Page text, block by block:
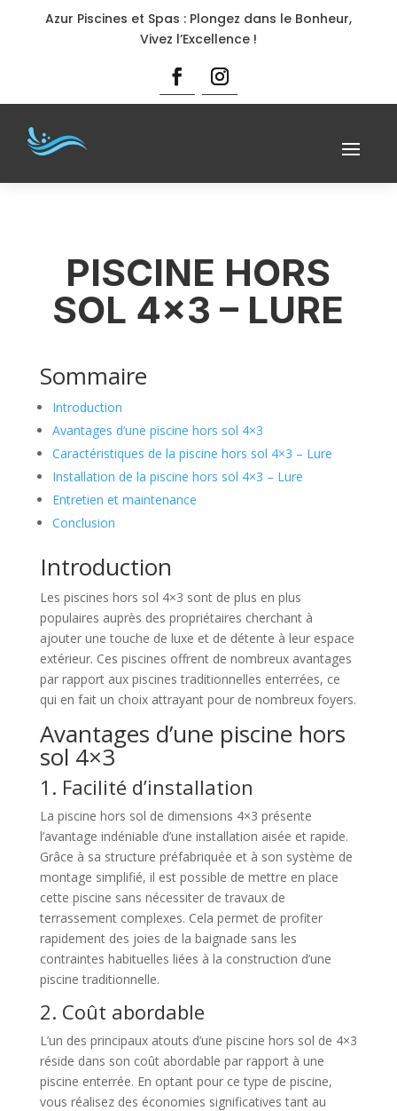
Azur Piscines et Spas : Plongez dans le Bonheur,
Vivez l’Excellence !
PISCINE HORS
SOL 4×3 – LURE
Sommaire
Introduction
Avantages d’une piscine hors sol 4×3
Caractéristiques de la piscine hors sol 4×3 – Lure
Installation de la piscine hors sol 4×3 – Lure
Entretien et maintenance
Conclusion
Introduction
Les piscines hors sol 4×3 sont de plus en plus
populaires auprès des propriétaires cherchant à
ajouter une touche de luxe et de détente à leur espace
extérieur. Ces piscines offrent de nombreux avantages
par rapport aux piscines traditionnelles enterrées, ce
qui en fait un choix attrayant pour de nombreux foyers.
Avantages d’une piscine hors
sol 4×3
1. Facilité d’installation
La piscine hors sol de dimensions 4×3 présente
l’avantage indéniable d’une installation aisée et rapide.
Grâce à sa structure préfabriquée et à son système de
montage simplifié, il est possible de mettre en place
cette piscine sans nécessiter de travaux de
terrassement complexes. Cela permet de profiter
rapidement des joies de la baignade sans les
contraintes habituelles liées à la construction d’une
piscine traditionnelle.
2. Coût abordable
L’un des principaux atouts d’une piscine hors sol de 4×3
réside dans son coût abordable par rapport à une
piscine enterrée. En optant pour ce type de piscine,
vous réalisez des économies significatives tant au